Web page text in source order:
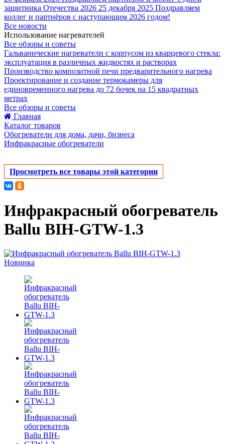
защитника Отечества 2026 25 декабря 2025 Поздравляем
коллег и партнёров с наступающим 2026 годом!
Все новости
Использование нагревателей
Все обзоры и советы
Гальванические нагреватели с корпусом из кварцевого стекла:
эксплуатация в различных жидкостях и растворах
Производство композитной печи предварительного нагрева
Проектирование и создание термокамеры для
единовременного нагрева до 72 бочек на 15 квадратных
метрах
Все обзоры и советы
Главная
Каталог товаров
Обогреватели для дома, дачи, бизнеса
Инфракрасные обогреватели
Просмотреть все товары этой категории
Инфракрасный обогреватель
Ballu BIH-GTW-1.3
Новинка